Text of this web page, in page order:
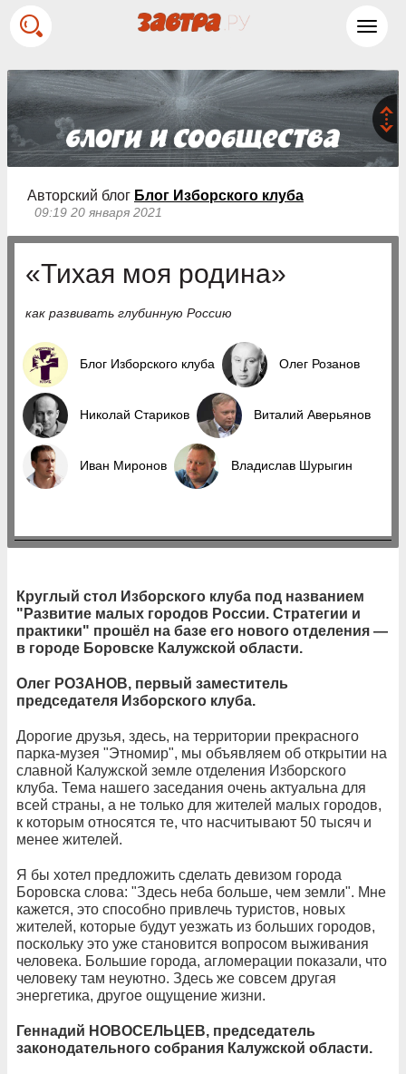
Авторский блог Блог Изборского клуба
09:19 20 января 2021
«Тихая моя родина»
как развивать глубинную Россию
Блог Изборского клуба Олег Розанов
Николай Стариков Виталий Аверьянов
Иван Миронов Владислав Шурыгин
Круглый стол Изборского клуба под названием
"Развитие малых городов России. Стратегии и
практики" прошёл на базе его нового отделения —
в городе Боровске Калужской области.
Олег РОЗАНОВ, первый заместитель
председателя Изборского клуба.
Дорогие друзья, здесь, на территории прекрасного
парка-музея "Этномир", мы объявляем об открытии на
славной Калужской земле отделения Изборского
клуба. Тема нашего заседания очень актуальна для
всей страны, а не только для жителей малых городов,
к которым относятся те, что насчитывают 50 тысяч и
менее жителей.
Я бы хотел предложить сделать девизом города
Боровска слова: "Здесь неба больше, чем земли". Мне
кажется, это способно привлечь туристов, новых
жителей, которые будут уезжать из больших городов,
поскольку это уже становится вопросом выживания
человека. Большие города, агломерации показали, что
человеку там неуютно. Здесь же совсем другая
энергетика, другое ощущение жизни.
Геннадий НОВОСЕЛЬЦЕВ, председатель
законодательного собрания Калужской области.